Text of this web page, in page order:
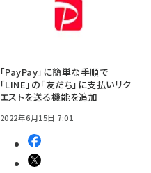
「PayPay」に簡単な手順で
「LINE」の「友だち」に支払いリク
エストを送る機能を追加
2022年6月15日 7:01